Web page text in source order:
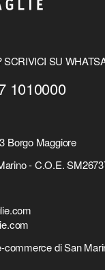
SU
1010000
Borgo Maggiore
- C.O.E.
commerce di San